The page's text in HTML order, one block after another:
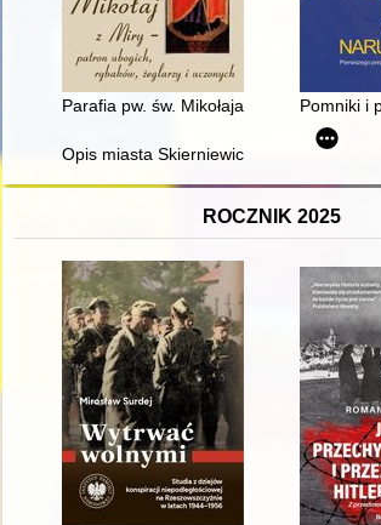
Parafia pw. św. Mikołaja w Pomniki i
Opis miasta Skierniewic zawarty w
ROCZNIK 2025